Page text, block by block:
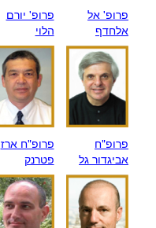
פרופ' אל
אלחדף
פרופ' יורם
הלוי
פרופ"ח
אביגדור גל
פרופ"ח ארז
פטרנק